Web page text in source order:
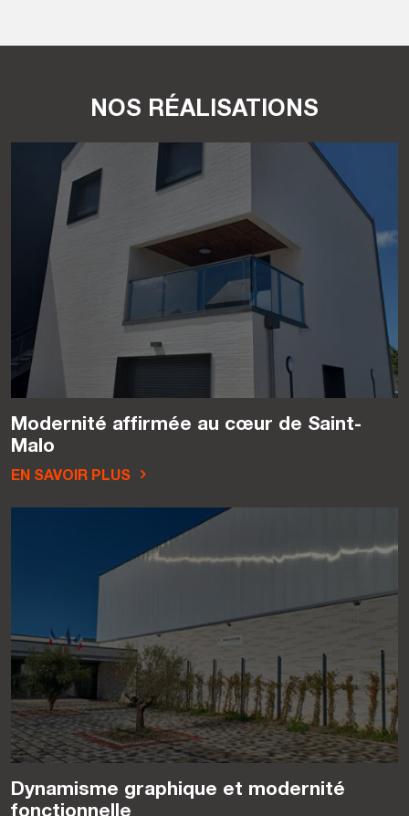
NOS RÉALISATIONS
Modernité affirmée au cœur de Saint-
Malo
EN SAVOIR PLUS
Dynamisme graphique et modernité
fonctionnelle